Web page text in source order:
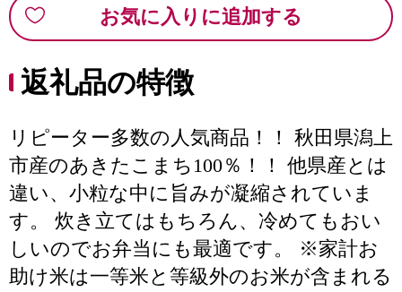
お気に入りに追加する
返礼品の特徴
リピーター多数の人気商品！！ 秋田県潟上
市産のあきたこまち100％！！ 他県産とは
違い、小粒な中に旨みが凝縮されていま
す。 炊き立てはもちろん、冷めてもおい
しいのでお弁当にも最適です。 ※家計お
助け米は一等米と等級外のお米が含まれる